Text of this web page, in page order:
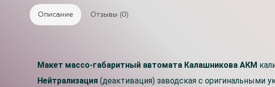
Описание Отзывы (0)
Макет массо-габаритный автомата Калашникова АКМ
Нейтрализация (деактивация) заводская с оригинальными